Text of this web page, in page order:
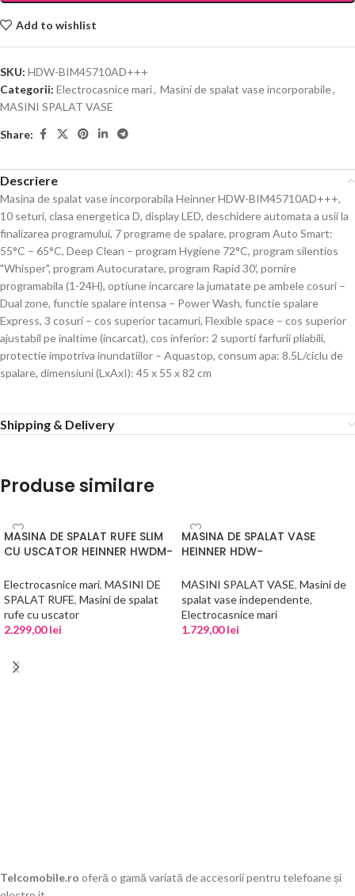
Add to wishlist
SKU: HDW-BIM45710AD+++
Categorii: Electrocasnice mari, Masini de spalat vase incorporabile,
MASINI SPALAT VASE
Share:
Descriere
Masina de spalat vase incorporabila Heinner HDW-BIM45710AD+++,
10 seturi, clasa energetica D, display LED, deschidere automata a usii la
finalizarea programului, 7 programe de spalare, program Auto Smart:
55°C – 65°C, Deep Clean – program Hygiene 72°C, program silentios
"Whisper", program Autocuratare, program Rapid 30’, pornire
programabila (1-24H), optiune incarcare la jumatate pe ambele cosuri –
Dual zone, functie spalare intensa – Power Wash, functie spalare
Express, 3 cosuri – cos superior tacamuri, Flexible space – cos superior
ajustabil pe inaltime (incarcat), cos inferior: 2 suporti farfurii pliabili,
protectie impotriva inundatiilor – Aquastop, consum apa: 8.5L/ciclu de
spalare, dimensiuni (LxAxI): 45 x 55 x 82 cm
Shipping & Delivery
Produse similare
MASINA DE SPALAT RUFE SLIM
CU USCATOR HEINNER HWDM-
Electrocasnice mari, MASINI DE
SPALAT RUFE, Masini de spalat
rufe cu uscator
2.299,00lei
MASINA DE SPALAT VASE
HEINNER HDW-
MASINI SPALAT VASE, Masini de
spalat vase independente,
Electrocasnice mari
1.729,00lei
Telcomobile.ro oferă o gamă variată de accesorii pentru telefoane și